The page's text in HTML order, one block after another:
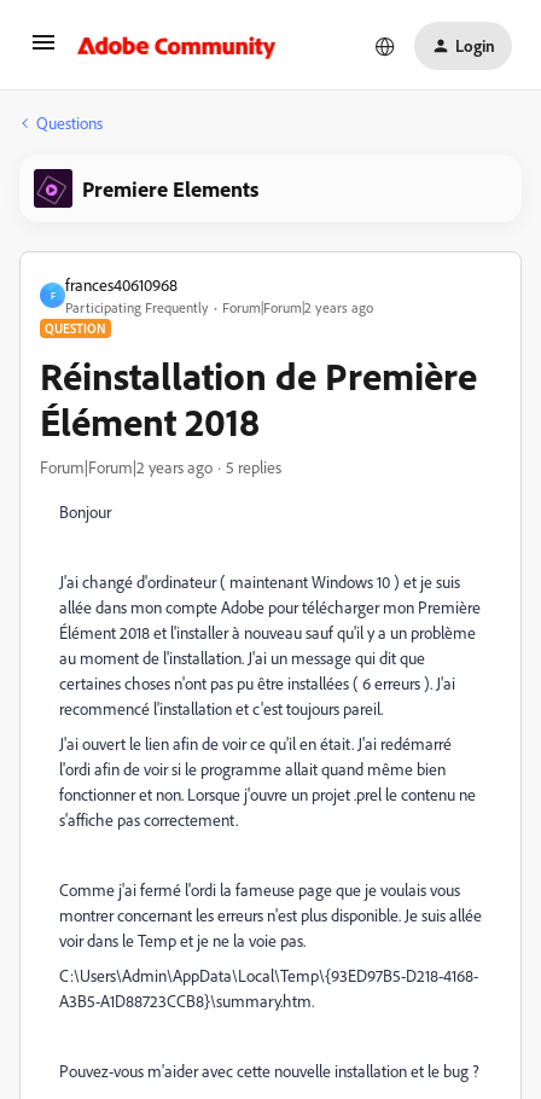
Login
Questions
Premiere Elements
F
frances40610968
Participating Frequently Forum|Forum|2 years ago
QUESTION
Réinstallation de Première
Élément 2018
Forum|Forum|2 years ago 5 replies
Bonjour
J'ai changé d'ordinateur ( maintenant Windows 10 ) et je suis
allée dans mon compte Adobe pour télécharger mon Première
Élément 2018 et l'installer à nouveau sauf qu'il y a un problème
au moment de l'installation. J'ai un message qui dit que
certaines choses n'ont pas pu être installées ( 6 erreurs ). J'ai
recommencé l'installation et c'est toujours pareil.
J'ai ouvert le lien afin de voir ce qu'il en était. J'ai redémarré
l'ordi afin de voir si le programme allait quand même bien
fonctionner et non. Lorsque j'ouvre un projet .prel le contenu ne
s'affiche pas correctement.
Comme j'ai fermé l'ordi la fameuse page que je voulais vous
montrer concernant les erreurs n'est plus disponible. Je suis allée
voir dans le Temp et je ne la voie pas.
C:\Users\Admin\AppData\Local\Temp\{93ED97B5-D218-4168-
A3B5-A1D88723CCB8}\summary.htm.
Pouvez-vous m'aider avec cette nouvelle installation et le bug ?